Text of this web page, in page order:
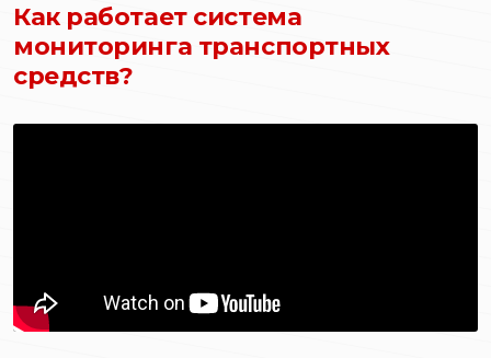
Как работает система
мониторинга транспортных
средств?